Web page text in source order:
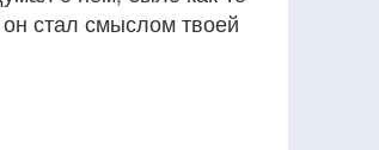
стал смыслом твоей